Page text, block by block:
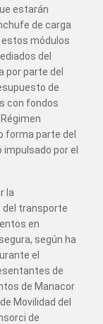
estarán
de carga
estos módulos
del
por parte del
de
con fondos
forma parte del
por el
la
del transporte
en
según ha
el
de
de Manacor
Movilidad del
de